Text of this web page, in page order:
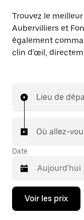
Trouvez le
Aubervilliers et
également
clin d'œil,
Lieu de
Où allez-
Date
Appuyez
la
Voir les prix